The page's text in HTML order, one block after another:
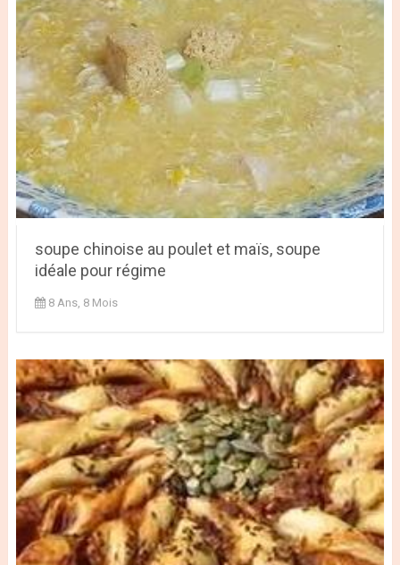
soupe chinoise au poulet et maïs, soupe
idéale pour régime
8 Ans, 8 Mois